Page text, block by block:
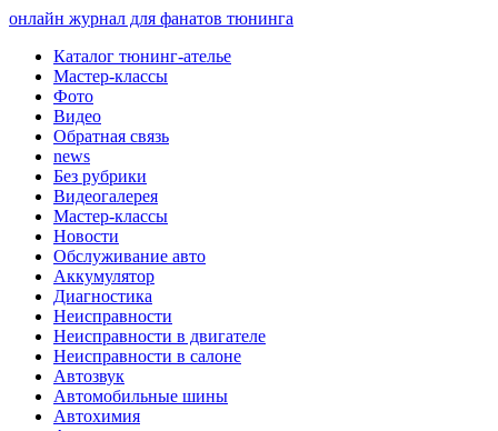
онлайн журнал для фанатов тюнинга
Каталог тюнинг-ателье
Мастер-классы
Фото
Видео
Обратная связь
news
Без рубрики
Видеогалерея
Мастер-классы
Новости
Обслуживание авто
Аккумулятор
Диагностика
Неисправности
Неисправности в двигателе
Неисправности в салоне
Автозвук
Автомобильные шины
Автохимия